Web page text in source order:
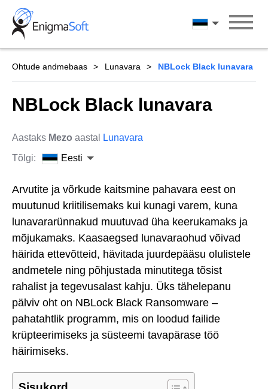
Skip
content
Eesti
Ohtude andmebaas Lunavara NBLock Black lunavara
NBLock Black lunavara
Aastaks Mezo aastal
Lunavara
Tõlgi:
Eesti
Arvutite ja võrkude kaitsmine pahavara eest on
muutunud kriitilisemaks kui kunagi varem, kuna
lunavararünnakud muutuvad üha keerukamaks ja
mõjukamaks. Kaasaegsed lunavaraohud võivad
häirida ettevõtteid, hävitada juurdepääsu olulistele
andmetele ning põhjustada minutitega tõsist
rahalist ja tegevusalast kahju. Üks tähelepanu
pälviv oht on NBLock Black Ransomware –
pahatahtlik programm, mis on loodud failide
krüpteerimiseks ja süsteemi tavapärase töö
häirimiseks.